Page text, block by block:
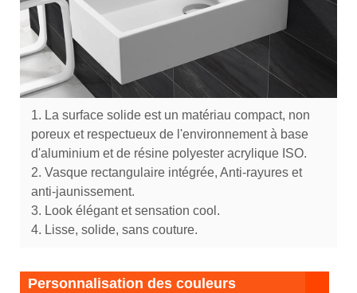
1. La surface solide est un matériau compact, non
poreux et respectueux de l'environnement à base
d'aluminium et de résine polyester acrylique ISO.
2. Vasque rectangulaire intégrée, Anti-rayures et
anti-jaunissement.
3. Look élégant et sensation cool.
4. Lisse, solide, sans couture.
Personnalisation des couleurs